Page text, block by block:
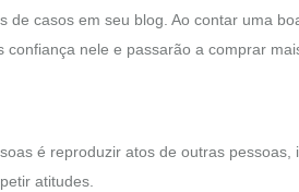
de casos em seu blog. Ao contar uma
nele e passarão a comprar
é reproduzir atos de outras
atitudes.